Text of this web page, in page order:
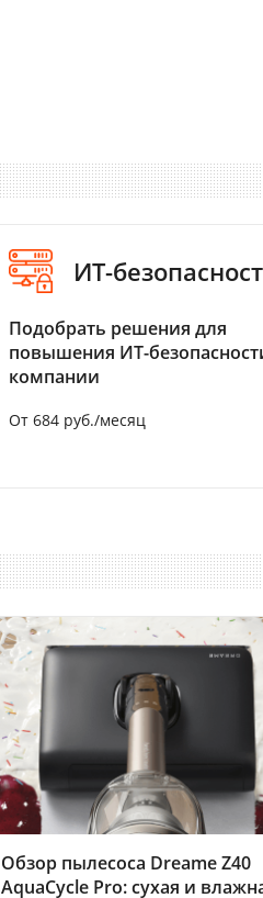
ИТ-
Подобрать решения для
повышения ИТ-
компании
От 684 руб./месяц
Обзор пылесоса Dreame Z40
AquaCycle Pro: сухая и